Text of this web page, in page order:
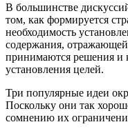
В большинстве
том, как формируется
необходимость
содержания,
принимаются решения и
установления целей.
Три популярные идеи
Поскольку они так
сомнению их